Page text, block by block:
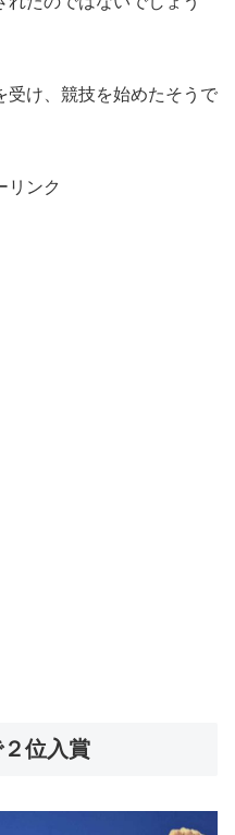
受け、競技を始めたそうで
リンク
位入賞